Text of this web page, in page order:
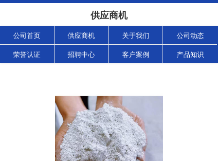
供应商机
公司首页 供应商机 关于我们 公司动态
荣誉认证 招聘中心 客户案例 产品知识